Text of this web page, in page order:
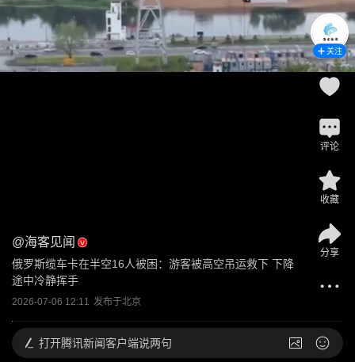
@海客见闻
俄罗斯缆车卡在半空16人被困：游客被高空吊运救下 下降
途中冷静挥手
2026-07-06 12:11 发布于北京
关注
评论
收藏
分享
打开腾讯新闻客户端说两句